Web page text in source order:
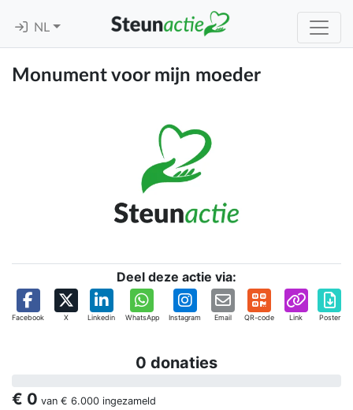
NL
Monument voor mijn moeder
Deel deze actie via:
Facebook X Linkedin WhatsApp Instagram Email QR-code Link Poster
0 donaties
€ 0 van € 6.000 ingezameld